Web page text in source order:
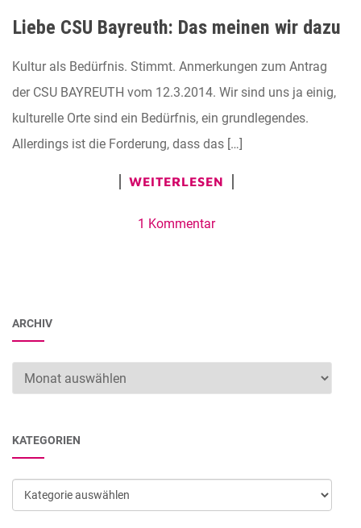
Liebe CSU Bayreuth: Das meinen wir dazu
Kultur als Bedürfnis. Stimmt. Anmerkungen zum Antrag
der CSU BAYREUTH vom 12.3.2014. Wir sind uns ja einig,
kulturelle Orte sind ein Bedürfnis, ein grundlegendes.
Allerdings ist die Forderung, dass das […]
WEITERLESEN
1 Kommentar
ARCHIV
Archiv
KATEGORIEN
Kategorien